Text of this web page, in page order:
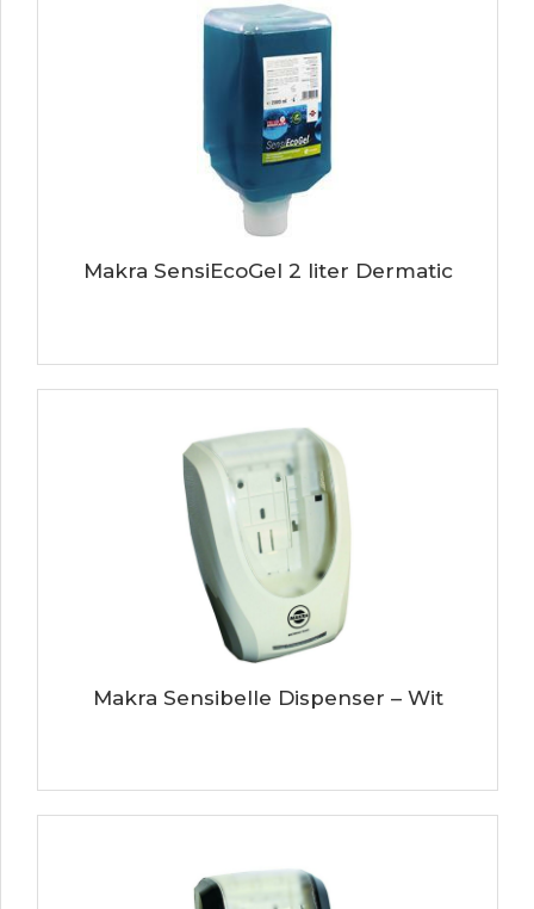
Makra SensiEcoGel 2 liter Dermatic
Makra Sensibelle Dispenser – Wit